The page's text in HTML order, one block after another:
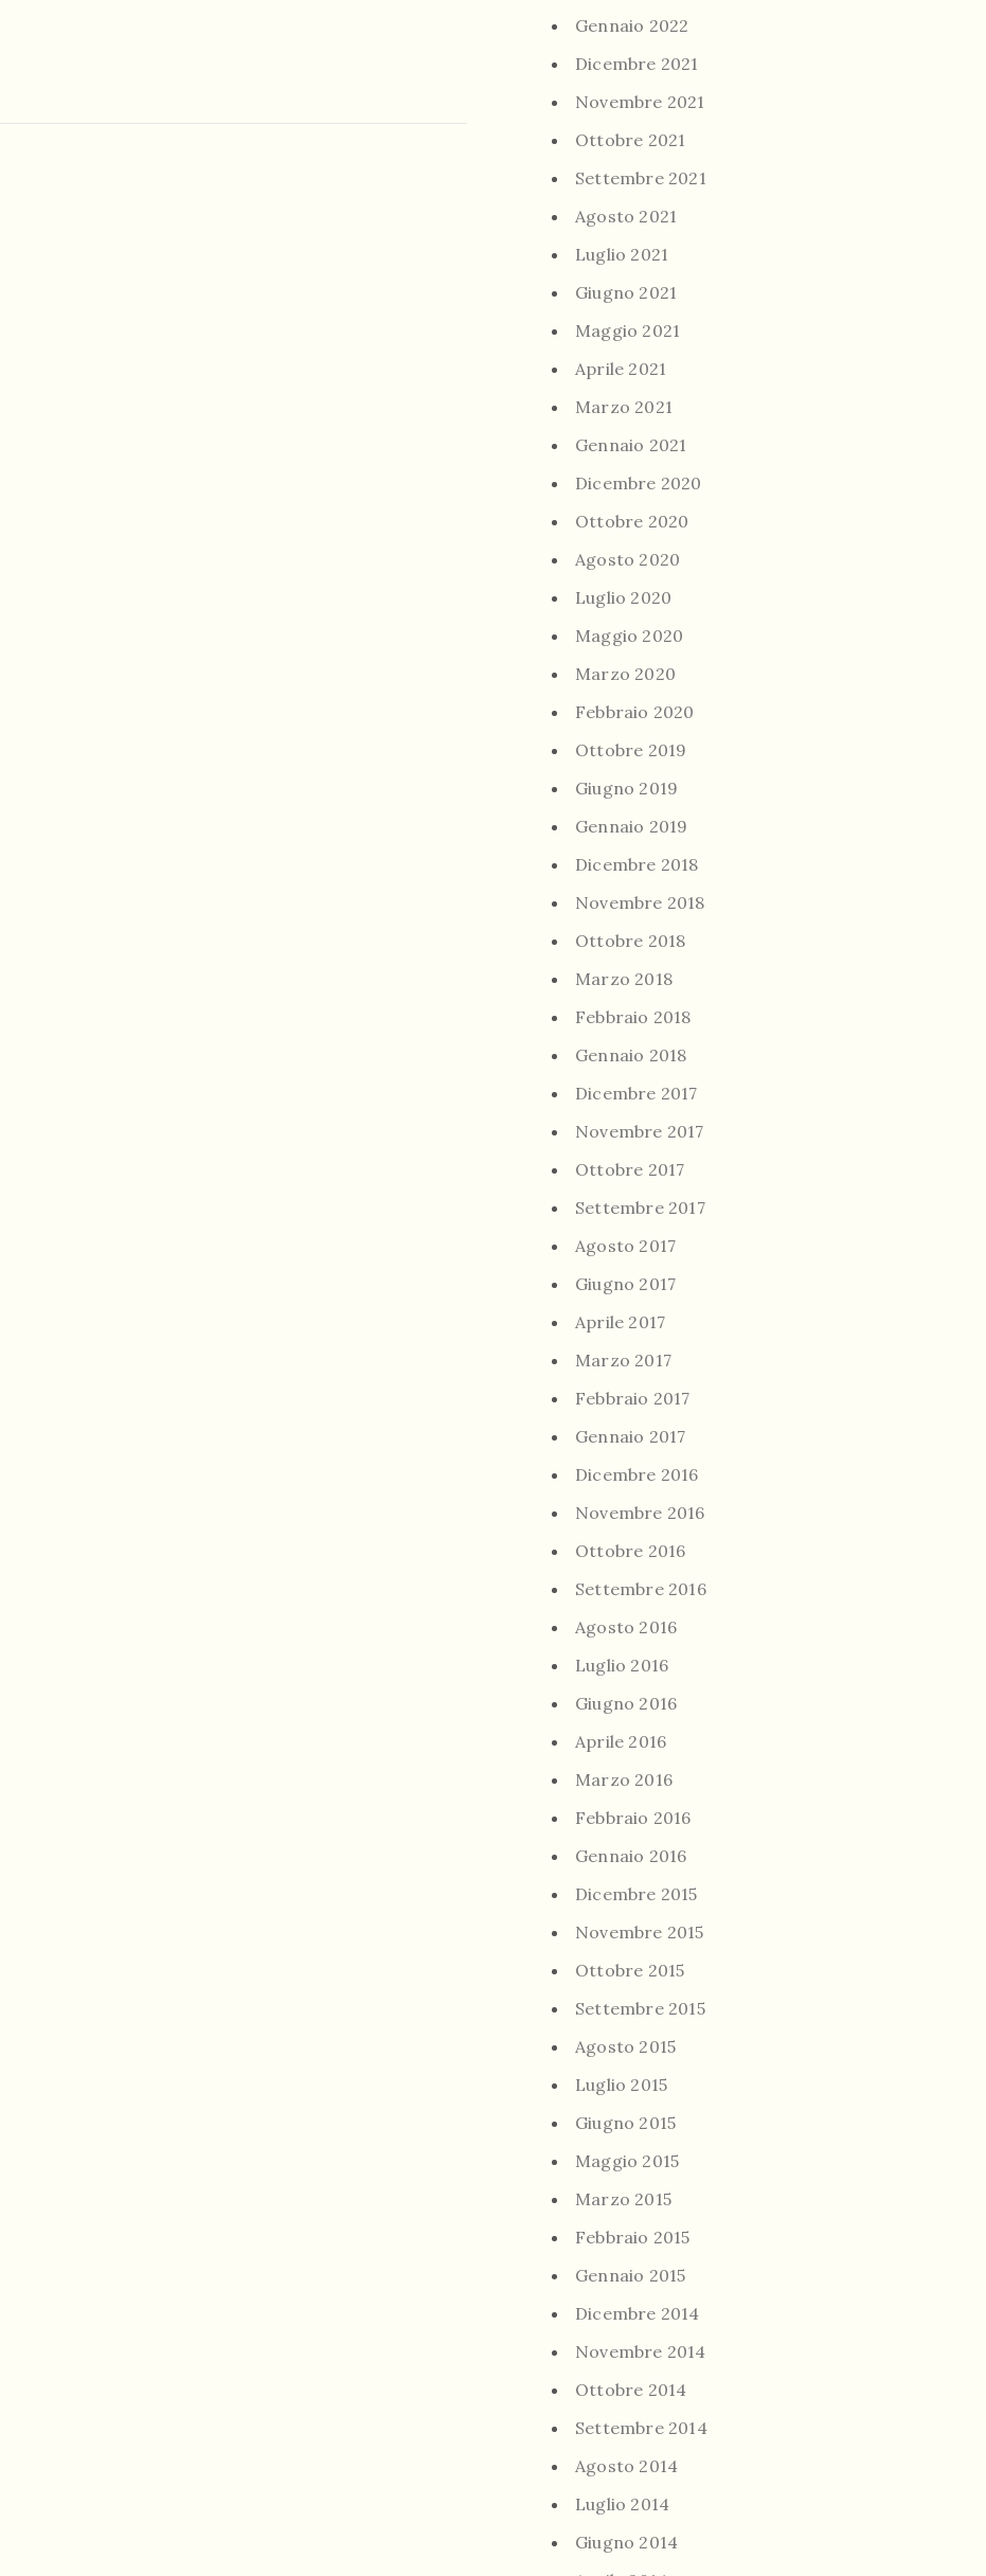
Gennaio 2022
Dicembre 2021
Novembre 2021
Ottobre 2021
Settembre 2021
Agosto 2021
Luglio 2021
Giugno 2021
Maggio 2021
Aprile 2021
Marzo 2021
Gennaio 2021
Dicembre 2020
Ottobre 2020
Agosto 2020
Luglio 2020
Maggio 2020
Marzo 2020
Febbraio 2020
Ottobre 2019
Giugno 2019
Gennaio 2019
Dicembre 2018
Novembre 2018
Ottobre 2018
Marzo 2018
Febbraio 2018
Gennaio 2018
Dicembre 2017
Novembre 2017
Ottobre 2017
Settembre 2017
Agosto 2017
Giugno 2017
Aprile 2017
Marzo 2017
Febbraio 2017
Gennaio 2017
Dicembre 2016
Novembre 2016
Ottobre 2016
Settembre 2016
Agosto 2016
Luglio 2016
Giugno 2016
Aprile 2016
Marzo 2016
Febbraio 2016
Gennaio 2016
Dicembre 2015
Novembre 2015
Ottobre 2015
Settembre 2015
Agosto 2015
Luglio 2015
Giugno 2015
Maggio 2015
Marzo 2015
Febbraio 2015
Gennaio 2015
Dicembre 2014
Novembre 2014
Ottobre 2014
Settembre 2014
Agosto 2014
Luglio 2014
Giugno 2014